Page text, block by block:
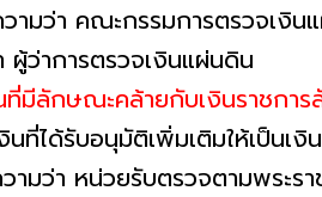
ามว่า คณะกรรมการตรวจเงิน
ผู้ว่าการตรวจเงินแผ่นดิน
ที่มีลักษณะคล้ายกับเงินราชการ
นที่ได้รับอนุมัติเพิ่มเติมให้เป็นเงิ
ามว่า หน่วยรับตรวจตามพระ